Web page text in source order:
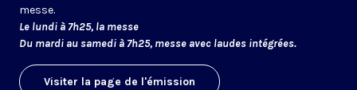
messe.
Le lundi à 7h25, la messe
Du mardi au samedi à 7h25, messe avec laudes intégrées.
Visiter la page de l'émission